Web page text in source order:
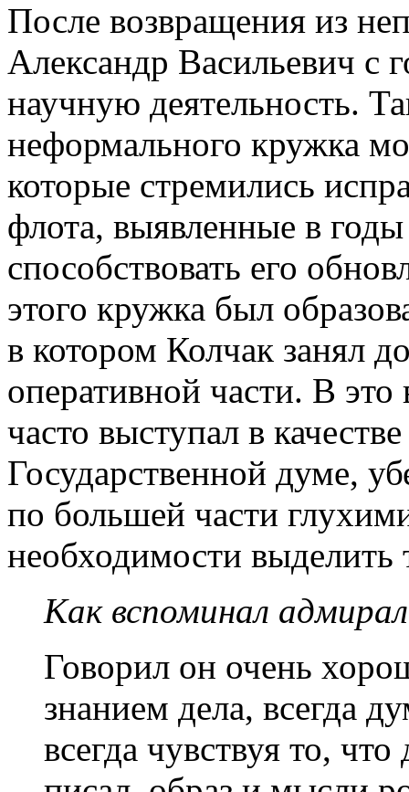
После возвращения из
Александр Васильевич с
научную деятельность.
неформального кружка
которые стремились
флота, выявленные в
способствовать его
этого кружка был
в котором Колчак занял
оперативной части. В
часто выступал в
Государственной думе,
по большей части
необходимости выделить
Как вспоминал
Говорил он очень
знанием дела, всегда
всегда чувствуя то,